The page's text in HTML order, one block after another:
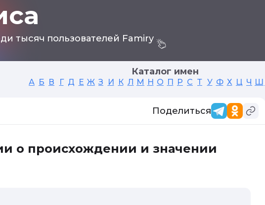
тысяч пользователей Famiry
Каталог имен
А Б В Г Д Е Ж З И К Л М Н О П Р С Т У Ф Х Ц Ч Ш
Поделиться
о происхождении и значении